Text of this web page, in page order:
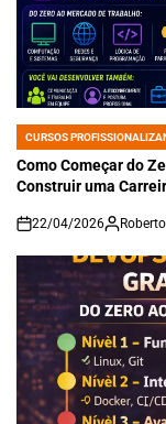
POSTED
IN
CURSOS
Como Começar do
Construir uma
on
22/04/2026